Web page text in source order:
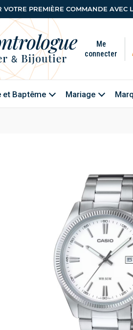
PREMIÈRE COMMANDE AVEC
Me
connecter
et Baptême Mariage